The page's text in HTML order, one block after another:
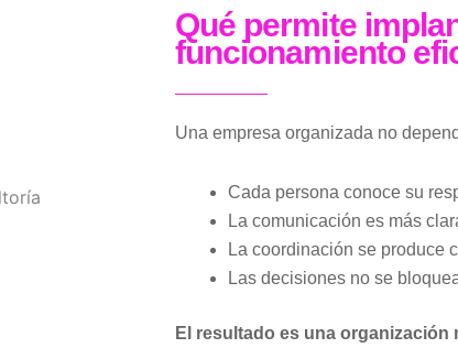
Qué permite
funcionamiento
Una empresa organizada no
Cada persona conoce su
La comunicación es más
La coordinación se produce
Las decisiones no se
El resultado es una organización